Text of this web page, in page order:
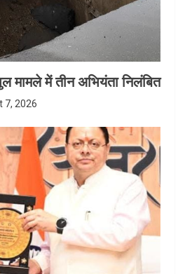
मामले में तीन अभियंता निलंबित
7, 2026